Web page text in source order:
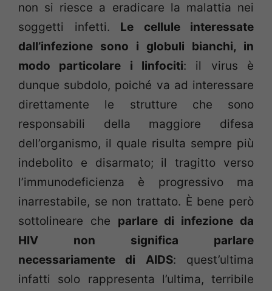
non si riesce a eradicare la malattia nei
soggetti infetti. Le cellule interessate
dall’infezione sono i globuli bianchi, in
modo particolare i linfociti: il virus è
dunque subdolo, poiché va ad interessare
direttamente le strutture che sono
responsabili della maggiore difesa
dell’organismo, il quale risulta sempre più
indebolito e disarmato; il tragitto verso
l’immunodeficienza è progressivo ma
inarrestabile, se non trattato. È bene però
sottolineare che parlare di infezione da
HIV non significa parlare
necessariamente di AIDS: quest’ultima
infatti solo rappresenta l’ultima, terribile